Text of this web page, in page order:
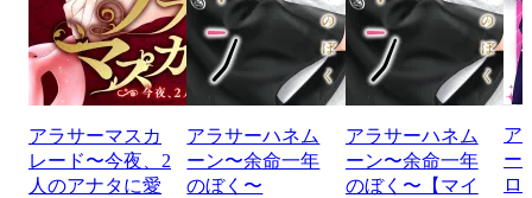
アラサーマスカ
レード〜今夜、2
人のアナタに愛
アラサーハネム
ーン〜余命一年
のぼく〜
アラサーハネム
ーン〜余命一年
のぼく〜【マイ
ア
ー
ロ